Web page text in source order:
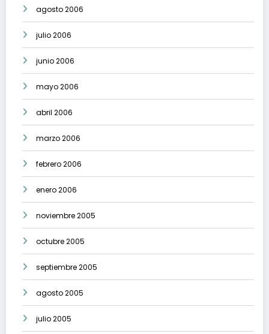
agosto 2006
julio 2006
junio 2006
mayo 2006
abril 2006
marzo 2006
febrero 2006
enero 2006
noviembre 2005
octubre 2005
septiembre 2005
agosto 2005
julio 2005